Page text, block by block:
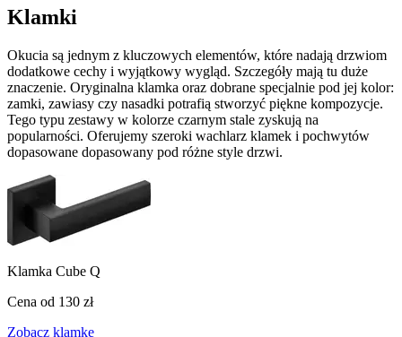
Klamki
Okucia są jednym z kluczowych elementów, które nadają drzwiom
dodatkowe cechy i wyjątkowy wygląd. Szczegóły mają tu duże
znaczenie. Oryginalna klamka oraz dobrane specjalnie pod jej kolor:
zamki, zawiasy czy nasadki potrafią stworzyć piękne kompozycje.
Tego typu zestawy w kolorze czarnym stale zyskują na
popularności. Oferujemy szeroki wachlarz klamek i pochwytów
dopasowane dopasowany pod różne style drzwi.
Klamka Cube Q
Cena od 130 zł
Zobacz klamkę